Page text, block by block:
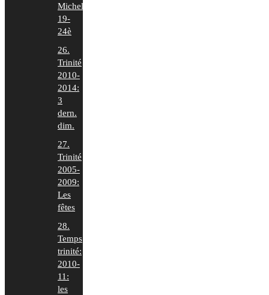
Michel
19-
24è
26.
Trinité
2010-
2014:
3
dern.
dim.
27.
Trinité
2005-
2009:
Les
fêtes
28.
Temps
trinité:
2010-
11:
les